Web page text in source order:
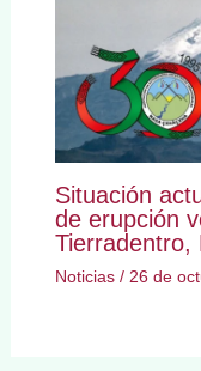
Situación
de erupción
Tierradentro,
Noticias/ 26 de